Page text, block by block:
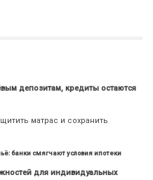
депозитам, кредиты остаются
матрас и сохранить
банки смягчают условия ипотеки
для индивидуальных